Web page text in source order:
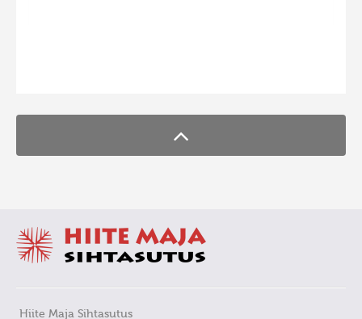
Hiite Maja Sihtasutus